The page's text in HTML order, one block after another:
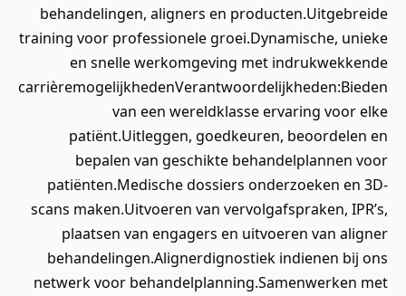
behandelingen, aligners en producten.Uitgebreide
training voor professionele groei.Dynamische, unieke
en snelle werkomgeving met indrukwekkende
carrièremogelijkhedenVerantwoordelijkheden:Bieden
van een wereldklasse ervaring voor elke
patiënt.Uitleggen, goedkeuren, beoordelen en
bepalen van geschikte behandelplannen voor
patiënten.Medische dossiers onderzoeken en 3D-
scans maken.Uitvoeren van vervolgafspraken, IPR’s,
plaatsen van engagers en uitvoeren van aligner
behandelingen.Alignerdignostiek indienen bij ons
netwerk voor behandelplanning.Samenwerken met